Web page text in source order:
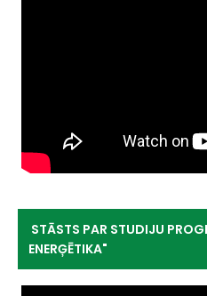
STĀSTS PAR STUDIJU
ENERĢĒTIKA"